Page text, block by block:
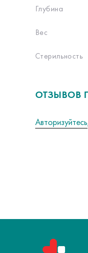
Глубина
Вес
Стерильность
ОТЗЫВОВ
Авторизуйтесь